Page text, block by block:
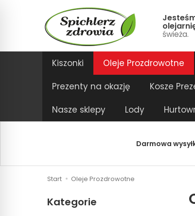
świeża.
Kiszonki Oleje Prozdrowotne
Prezenty na okazję
Kosze
Nasze sklepy
Lody
Darmowa
Start Oleje Prozdrowotne
Kategorie